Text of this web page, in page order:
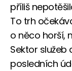
příliš
To trh
o něco horší,
Sektor služeb
posledních